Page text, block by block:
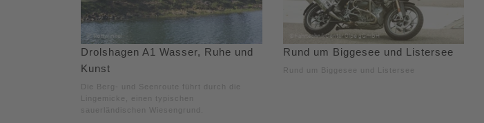
Drolshagen A1 Wasser, Ruhe und
Kunst
Die Berg- und Seenroute führt durch die
Lingemicke, einen typischen
sauerländischen Wiesengrund.
Rund um Biggesee und Listersee
Rund um Biggesee und Listersee